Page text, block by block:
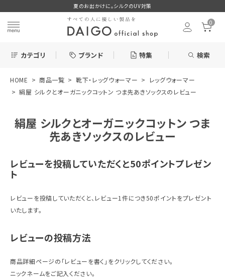
夏のお出かけに。シルクのUV対策
0
カテゴリ ブランド 特集 検索
search
ログイン お気に入り
カテゴリーから探す
ギフトを探す
ブランドから探す
HOME 商品一覧 靴下・レッグウォーマー
レッグウォーマー
絹屋 シルクとオーガニックコットン つま先あきソックスのレビュー
絹屋 シルクとオーガニックコットン つま
先あきソックスのレビュー
レビューを投稿していただくと50ポイントプレゼン
ト
レビューを投稿していただくと、レビュー1件につき50ポイントをプレゼント
いたします。
レビューの投稿方法
商品詳細ページの「レビューを書く」をクリックしてください。
ニックネームをご記入ください。